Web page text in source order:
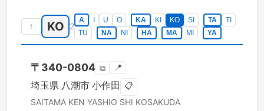
↑ KO 2
A U O KA KI KO SI TA
TI
TU
NA NI HA MA MI YA
〒 340-0804 ⧉ 📍
埼玉県 八潮市 小作田 📋
SAITAMA KEN YASHIO SHI KOSAKUDA